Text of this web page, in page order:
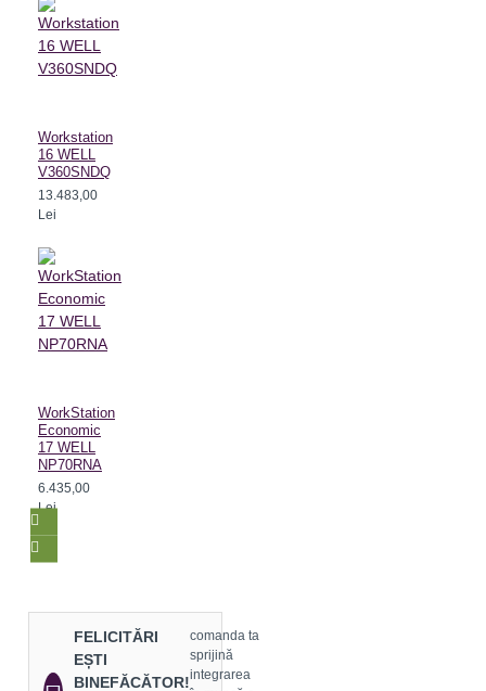
Workstation
16 WELL
V360SNDQ
13.483,00
Lei
WorkStation
Economic
17 WELL
NP70RNA
6.435,00
Lei
FELICITĂRI
EȘTI
BINEFĂCĂTOR!
comanda ta
sprijină
integrarea